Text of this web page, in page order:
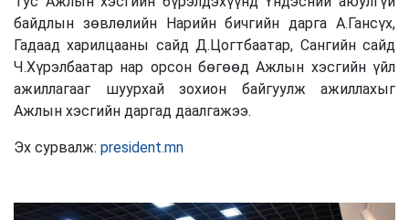
байдлын зөвлөлийн Нарийн бичгийн дарга А.Гансүх,
Гадаад харилцааны сайд Д.Цогтбаатар, Сангийн сайд
Ч.Хүрэлбаатар нар орсон бөгөөд Ажлын хэсгийн үйл
ажиллагааг шуурхай зохион байгуулж ажиллахыг
Ажлын хэсгийн даргад даалгажээ.
Эх сурвалж: president.mn